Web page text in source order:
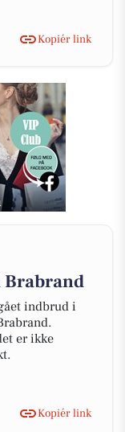
Kopiér link
Brabrand
indbrud i
er ikke
Kopiér link